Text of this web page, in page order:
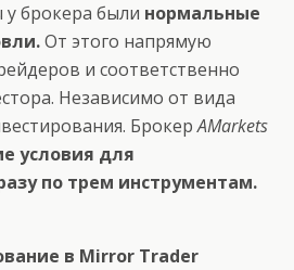
брокера были нормальные
От этого напрямую
и соответственно
Независимо от вида
БрокерAMarkets
условия для
по трем инструментам.
в Mirror Trader